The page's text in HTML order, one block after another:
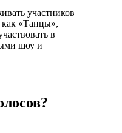
участников
как «Танцы»,
в
шоу и